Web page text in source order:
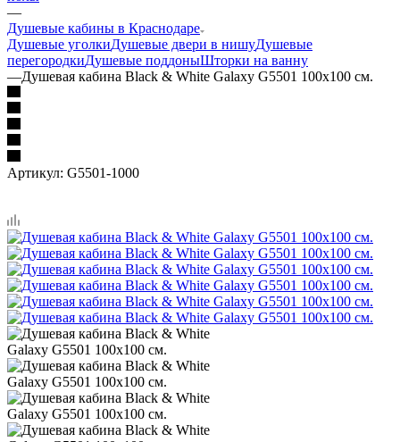
—
Душевые кабины в Краснодаре
Душевые уголкиДушевые двери в нишуДушевые
перегородкиДушевые поддоныШторки на ванну
—Душевая кабина Black & White Galaxy G5501 100х100 см.
Артикул: G5501-1000